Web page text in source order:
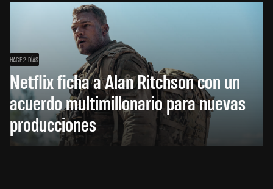
HACE 2 DÍAS
Netflix ficha a Alan Ritchson con un
acuerdo multimillonario para nuevas
producciones